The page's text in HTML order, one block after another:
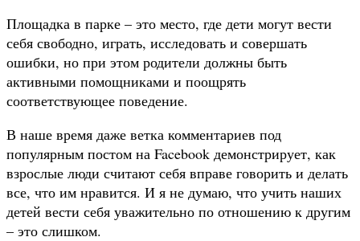
Площадка в парке – это место, где дети могут вести
себя свободно, играть, исследовать и совершать
ошибки, но при этом родители должны быть
активными помощниками и поощрять
соответствующее поведение.
В наше время даже ветка комментариев под
популярным постом на Facebook демонстрирует, как
взрослые люди считают себя вправе говорить и делать
все, что им нравится. И я не думаю, что учить наших
детей вести себя уважительно по отношению к другим
– это слишком.